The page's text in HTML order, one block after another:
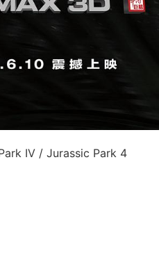
IV / Jurassic Park 4